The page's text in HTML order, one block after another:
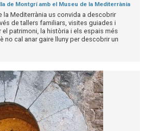
de Montgrí amb el Museu de la Mediterrània
la Mediterrània us convida a descobrir
de tallers familiars, visites guiades i
patrimoni, la història i els espais més
no cal anar gaire lluny per descobrir un